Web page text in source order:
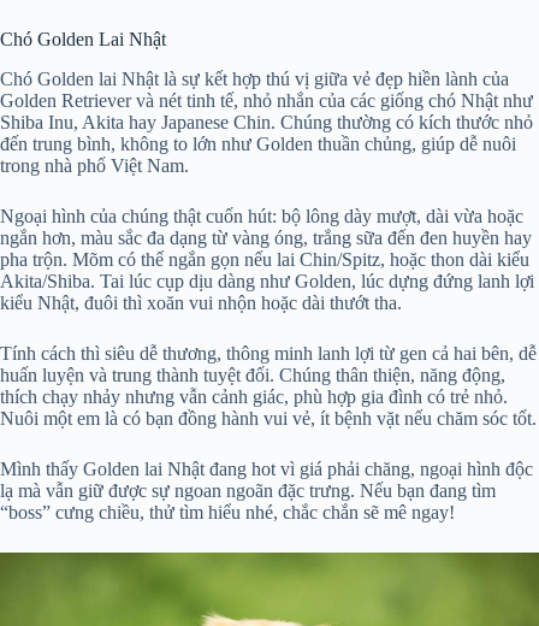
Chó Golden Lai Nhật
Chó Golden lai Nhật là sự kết hợp thú vị giữa vẻ đẹp hiền lành của
Golden Retriever và nét tinh tế, nhỏ nhắn của các giống chó Nhật như
Shiba Inu, Akita hay Japanese Chin. Chúng thường có kích thước nhỏ
đến trung bình, không to lớn như Golden thuần chủng, giúp dễ nuôi
trong nhà phố Việt Nam.
Ngoại hình của chúng thật cuốn hút: bộ lông dày mượt, dài vừa hoặc
ngắn hơn, màu sắc đa dạng từ vàng óng, trắng sữa đến đen huyền hay
pha trộn. Mõm có thể ngắn gọn nếu lai Chin/Spitz, hoặc thon dài kiểu
Akita/Shiba. Tai lúc cụp dịu dàng như Golden, lúc dựng đứng lanh lợi
kiểu Nhật, đuôi thì xoăn vui nhộn hoặc dài thướt tha.
Tính cách thì siêu dễ thương, thông minh lanh lợi từ gen cả hai bên, dễ
huấn luyện và trung thành tuyệt đối. Chúng thân thiện, năng động,
thích chạy nhảy nhưng vẫn cảnh giác, phù hợp gia đình có trẻ nhỏ.
Nuôi một em là có bạn đồng hành vui vẻ, ít bệnh vặt nếu chăm sóc tốt.
Mình thấy Golden lai Nhật đang hot vì giá phải chăng, ngoại hình độc
lạ mà vẫn giữ được sự ngoan ngoãn đặc trưng. Nếu bạn đang tìm
“boss” cưng chiều, thử tìm hiểu nhé, chắc chắn sẽ mê ngay!